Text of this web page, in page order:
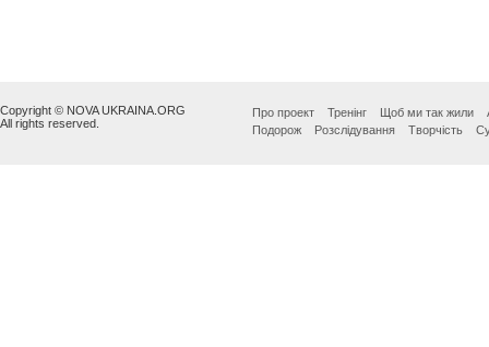
Copyright © NOVA UKRAINA.ORG
All rights reserved.
Про проект Тренінг Щоб ми так жили
Подорож
Розслідування Творчість